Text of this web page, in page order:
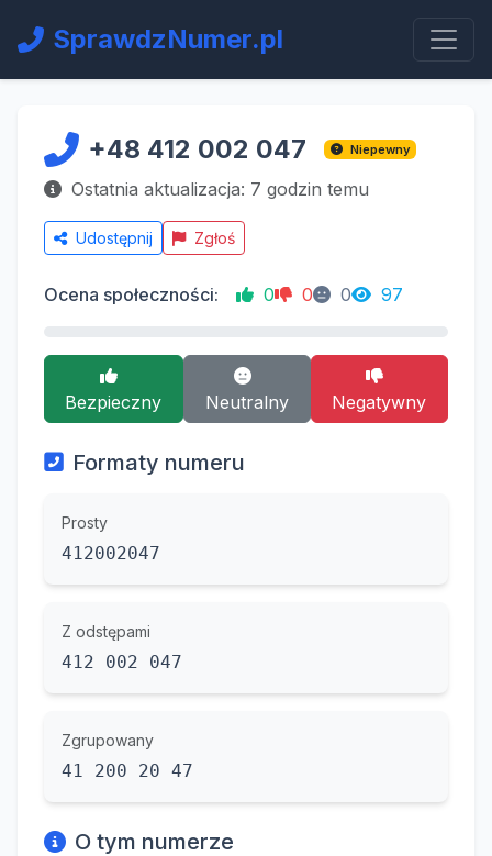
SprawdzNumer.pl
+48 412 002 047 Niepewny
Ostatnia aktualizacja: 7 godzin temu
Udostępnij Zgłoś
Ocena społeczności: 0 0 0 97
Bezpieczny Neutralny Negatywny
Formaty numeru
Prosty
412002047
Z odstępami
412 002 047
Zgrupowany
41 200 20 47
O tym numerze